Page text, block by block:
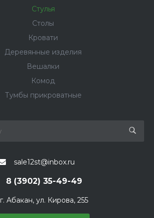
Стулья
Столы
Кровати
Деревянные изделия
Вешалки
Комод
Тумбы прикроватные
sale12st@inbox.ru
8 (3902) 35-49-49
г. Абакан, ул. Кирова, 255